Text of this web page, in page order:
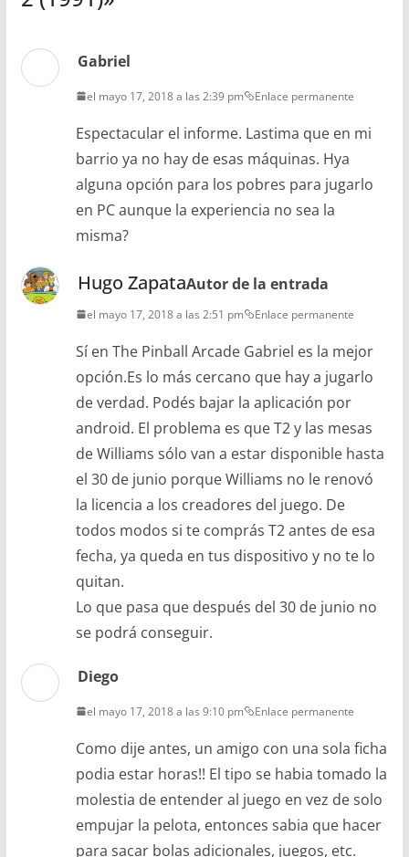
Gabriel
el mayo 17, 2018 a las 2:39 pm Enlace permanente
Espectacular el informe. Lastima que en mi
barrio ya no hay de esas máquinas. Hya
alguna opción para los pobres para jugarlo
en PC aunque la experiencia no sea la
misma?
Hugo ZapataAutor de la entrada
el mayo 17, 2018 a las 2:51 pm Enlace permanente
Sí en The Pinball Arcade Gabriel es la mejor
opción.Es lo más cercano que hay a jugarlo
de verdad. Podés bajar la aplicación por
android. El problema es que T2 y las mesas
de Williams sólo van a estar disponible hasta
el 30 de junio porque Williams no le renovó
la licencia a los creadores del juego. De
todos modos si te comprás T2 antes de esa
fecha, ya queda en tus dispositivo y no te lo
quitan.
Lo que pasa que después del 30 de junio no
se podrá conseguir.
Diego
el mayo 17, 2018 a las 9:10 pm Enlace permanente
Como dije antes, un amigo con una sola ficha
podia estar horas!! El tipo se habia tomado la
molestia de entender al juego en vez de solo
empujar la pelota, entonces sabia que hacer
para sacar bolas adicionales, juegos, etc.